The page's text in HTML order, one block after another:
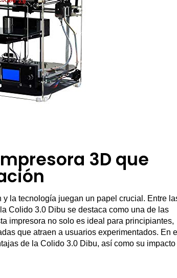
3D que
la tecnología juegan un papel crucial. Entre
Colido 3.0 Dibu se destaca como una de las
impresora no solo es ideal para principiantes,
que atraen a usuarios experimentados. En
de la Colido 3.0 Dibu, así como su impacto